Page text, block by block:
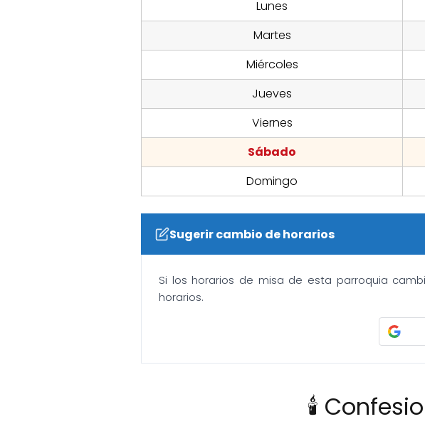
Lunes
Martes
Miércoles
Jueves
Viernes
Sábado
Domingo
Sugerir cambio de horarios
Si los horarios de misa de esta parroquia
horarios.
🕯️